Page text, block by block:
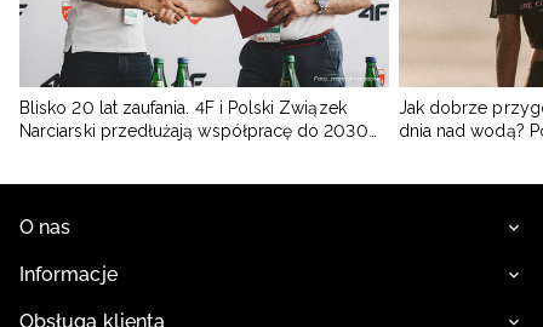
Blisko 20 lat zaufania. 4F i Polski Związek
Narciarski przedłużają współpracę do 2030
Jak dobrze
dnia nad wodą?
O nas
Informacje
Obsługa klienta